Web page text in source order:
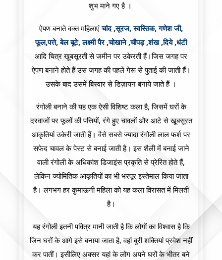
शुभ माने गए है ।
ऐपण बनाते वक्त महिलाएंचांद ,सूरज, स्वस्तिक, गणेश जी,
फूल,पत्ते, बेल बूटे, लक्ष्मी पैर ,चोखाने ,चौपड़ ,शंख ,दिये ,धंटी
आदि चित्र खूबसूरती से जमीन पर उकेरती हैं।जिस जगह पर
ऐपण बनाने होते हैं उस जगह की पहले गेरू से पुताई की जाती हैं।
उसके बाद उसमें बिस्वार से डिज़ायन बनाये जाते हैं ।
रंगोली बनाने की यह एक ऐसी विशिष्ट कला है, जिसमें घरों के
दरवाजों पर फूलों की पत्तियों, रंगे हुए चावलों और आटे से खूबसूरत
आकृतियां उकेरी जाती हैं। वैसे सबसे ज्यादा रंगोली लाल फर्श पर
सफेद चावल के पेस्ट से बनाई जाती है। इस शैली में बनाई जाने
वाली रंगोली के अधिकांश डिजाइंस प्रकृति से प्रेरित होते हैं,
लेकिन ज्योमितिक आकृतियों का भी भरपूर इस्तेमाल किया जाता
है। लगभग हर कुमाऊंनी महिला को यह कला विरासत में मिलती
है।
यह रंगोली इतनी पवित्र मानी जाती है कि लोगों का विश्वास है कि
जिन घरों के आगे इसे बनाया जाता है, वहां बुरी शक्तियां प्रवेश नहीं
कर पातीं। इसीलिए अक्सर यहां के लोग अपने घरों के भीतर बने